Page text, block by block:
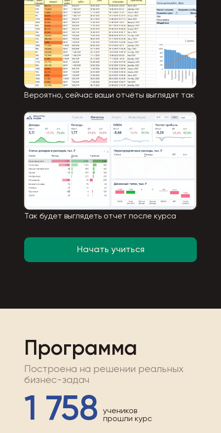
Начать учиться
Вероятно, сейчас ваши отчёты выглядят так
Так будет выглядеть отчет после курса
Построена на решении реальных
бизнес-задач
Программа
1 758
учеников
прошли курс